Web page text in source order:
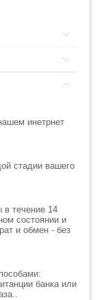
инетрнет
стадии вашего
в течение 14
состоянии и
и обмен - без
банка или